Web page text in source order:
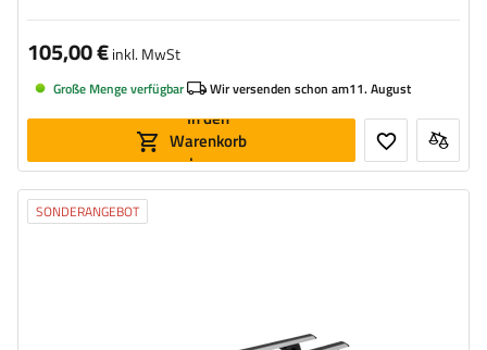
105,00 €inkl. MwSt
Große Menge verfügbar Wir versenden schon am11. August
In den
Warenkorb
legen
SONDERANGEBOT